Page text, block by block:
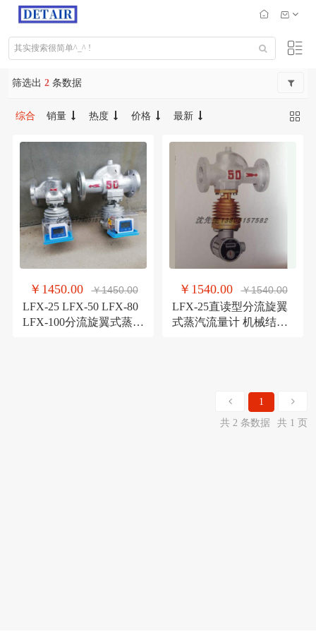
筛选出 2 条数据
综合 销量 热度 价格 最新
￥1450.00 ￥1450.00
LFX-25 LFX-50 LFX-80
LFX-100分流旋翼式蒸汽
￥1540.00 ￥1540.00
LFX-25直读型分流旋翼
式蒸汽流量计 机械结构
1
共 2 条数据
共 1 页